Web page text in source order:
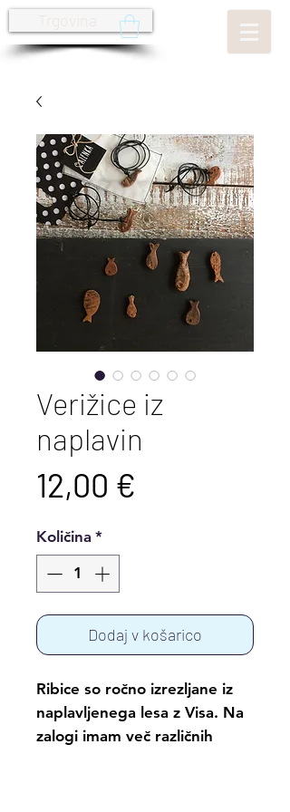
Trgovina
Verižice iz
naplavin
12,00 €
Količina *
Dodaj v košarico
Ribice so ročno izrezljane iz
naplavljenega lesa z Visa. Na
zalogi imam več različnih